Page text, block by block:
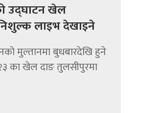
उद्घाटन खेल
लाइभ देखाइने
मुल्तानमा बुधबारदेखि हुने
का खेल दाङ तुलसीपुरमा